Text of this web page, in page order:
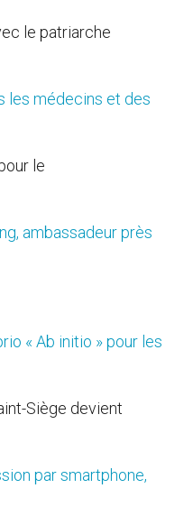
le patriarche
les médecins et des
le
ambassadeur près
« Ab initio » pour les
Siège devient
par smartphone,